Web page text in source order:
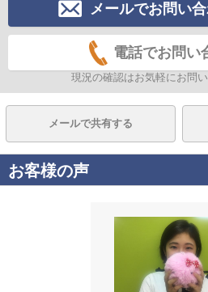
メールでお問い
電話でお問い
現況の確認はお気軽にお問い
メールで共有する
お客様の声